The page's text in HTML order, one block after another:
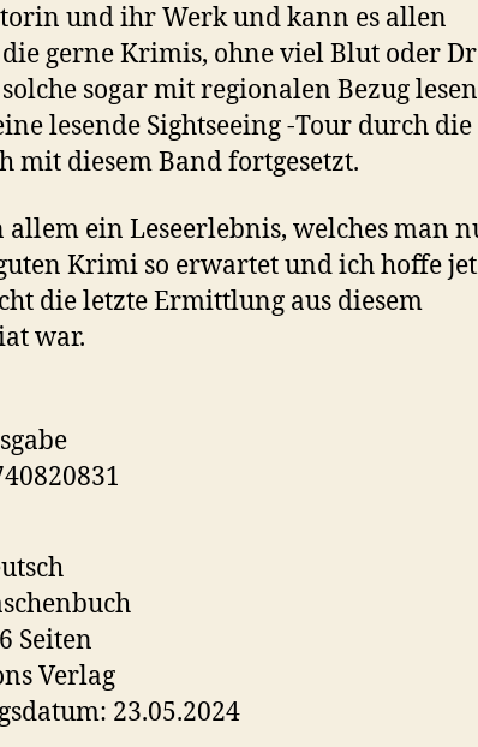
und ihr Werk und kann es allen
gerne Krimis, ohne viel Blut oder
sogar mit regionalen Bezug
lesende Sightseeing -Tour durch die
mit diesem Band fortgesetzt.
allem ein Leseerlebnis, welches man
Krimi so erwartet und ich hoffe
die letzte Ermittlung aus diesem
war.
Seiten
Verlag
23.05.2024